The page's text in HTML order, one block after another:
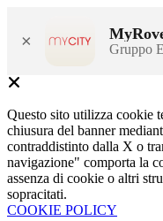
× Gruppo
Questo sito utilizza cookie
chiusura del banner
contraddistinto dalla X o
navigazione" comporta la
assenza di cookie o altri
sopracitati.
COOKIE POLICY